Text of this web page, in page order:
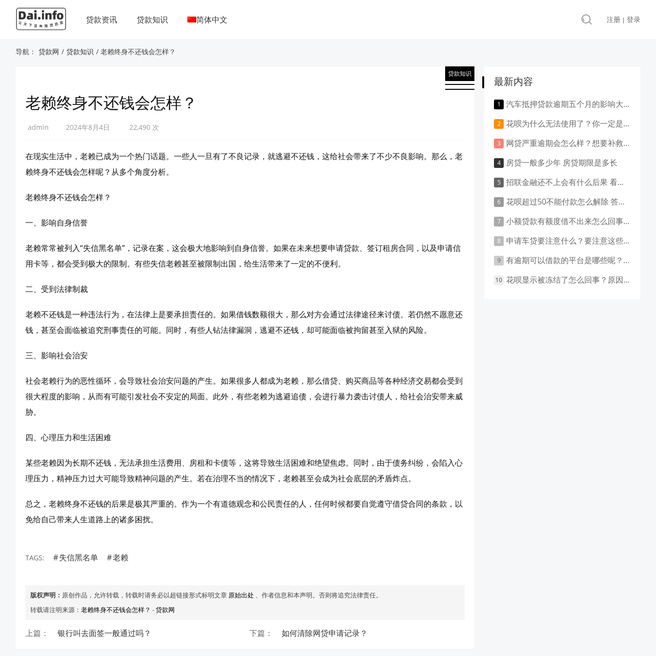
贷款资讯 贷款知识 简体中文 注册 | 登录
导航： 贷款网 / 贷款知识 / 老赖终身不还钱会怎样？
贷款知识
老赖终身不还钱会怎样？
admin 2024年8月4日 22,490 次
在现实生活中，老赖已成为一个热门话题。一些人一旦有了不良记录，就逃避不还钱，这给社会带来了不少不良影响。那么，老
赖终身不还钱会怎样呢？从多个角度分析。
老赖终身不还钱会怎样？
一、影响自身信誉
老赖常常被列入“失信黑名单”，记录在案，这会极大地影响到自身信誉。如果在未来想要申请贷款、签订租房合同，以及申请信
用卡等，都会受到极大的限制。有些失信老赖甚至被限制出国，给生活带来了一定的不便利。
二、受到法律制裁
老赖不还钱是一种违法行为，在法律上是要承担责任的。如果借钱数额很大，那么对方会通过法律途径来讨债。若仍然不愿意还
钱，甚至会面临被追究刑事责任的可能。同时，有些人钻法律漏洞，逃避不还钱，却可能面临被拘留甚至入狱的风险。
三、影响社会治安
社会老赖行为的恶性循环，会导致社会治安问题的产生。如果很多人都成为老赖，那么借贷、购买商品等各种经济交易都会受到
很大程度的影响，从而有可能引发社会不安定的局面。此外，有些老赖为逃避追债，会进行暴力袭击讨债人，给社会治安带来威
胁。
四、心理压力和生活困难
某些老赖因为长期不还钱，无法承担生活费用、房租和卡债等，这将导致生活困难和绝望焦虑。同时，由于债务纠纷，会陷入心
理压力，精神压力过大可能导致精神问题的产生。若在治理不当的情况下，老赖甚至会成为社会底层的矛盾炸点。
总之，老赖终身不还钱的后果是极其严重的。作为一个有道德观念和公民责任的人，任何时候都要自觉遵守借贷合同的条款，以
免给自己带来人生道路上的诸多困扰。
TAGS: 失信黑名单 老赖
版权声明： 原创作品，允许转载，转载时请务必以超链接形式标明文章 原始出处 、作者信息和本声明。否则将追究法律责任。
转载请注明来源： 老赖终身不还钱会怎样？ -贷款网
上篇： 银行叫去面签一般通过吗？ 下篇： 如何清除网贷申请记录？
最新内容
汽车抵押贷款逾期五个月的影响大吗？负面影响大吗？
花呗为什么无法使用了？你一定是做了这些事！
网贷严重逾期会怎么样？想要补救就得这样做！
房贷一般多少年 房贷期限是多长
招联金融还不上会有什么后果 看这里就清楚了
花呗超过50不能付款怎么解除 答案是这样的
小额贷款有额度借不出来怎么回事 原因有这几点
申请车贷要注意什么？要注意这些事项！
有逾期可以借款的平台是哪些呢？主要有这些平台！
花呗显示被冻结了怎么回事？原因和应对措施盘点！